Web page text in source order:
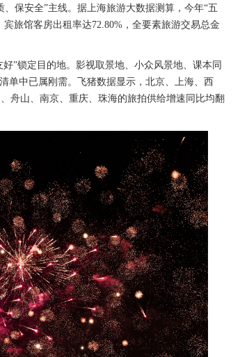
保安全”主线。据上海旅游大数据测算，今年“五
旅馆客房出租率达72.80%，全要素旅游交易总金
”锁定目的地。影视取景地、小众风景地、课本同
单中已属刚需。飞猪数据显示，北京、上海、西
舟山、南京、重庆、珠海的旅拍供给增速同比均翻